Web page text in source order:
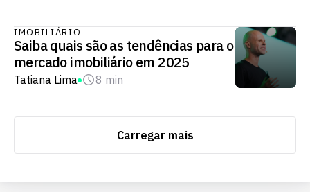
IMOBILIÁRIO
Saiba quais são as tendências para o
mercado imobiliário em 2025
Tatiana Lima 8 min
Carregar mais